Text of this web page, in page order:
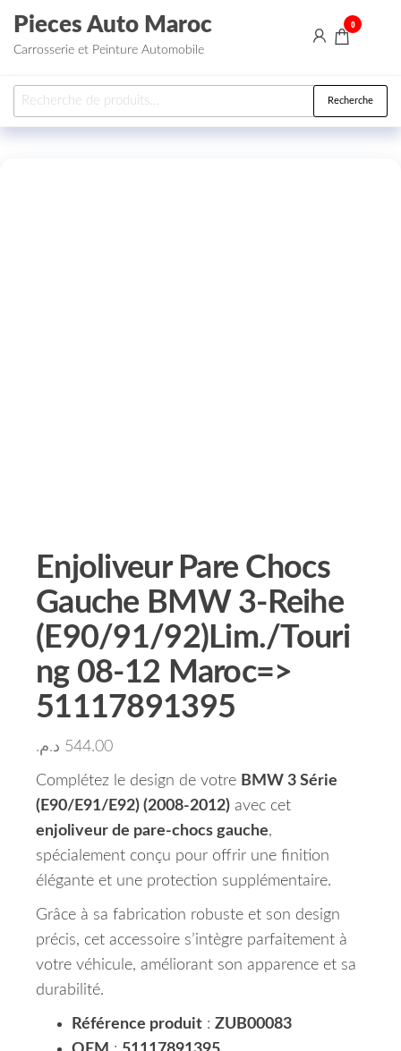
Aller au contenu
Pieces Auto Maroc
Carrosserie et Peinture Automobile
0
Recherche pour : Recherche
Enjoliveur Pare Chocs
Gauche BMW 3-Reihe
(E90/91/92)Lim./Touri
ng 08-12 Maroc=>
51117891395
544.00 د.م.
Complétez le design de votre BMW 3 Série
(E90/E91/E92) (2008-2012) avec cet
enjoliveur de pare-chocs gauche,
spécialement conçu pour offrir une finition
élégante et une protection supplémentaire.
Grâce à sa fabrication robuste et son design
précis, cet accessoire s’intègre parfaitement à
votre véhicule, améliorant son apparence et sa
durabilité.
Référence produit : ZUB00083